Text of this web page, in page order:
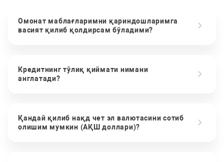
Омонат маблағларимни қариндошларимга
васият қилиб қолдирсам бўладими?
Кредитнинг тўлиқ қиймати нимани
англатади?
Қандай қилиб нақд чет эл валютасини сотиб
олишим мумкин (АҚШ доллари)?